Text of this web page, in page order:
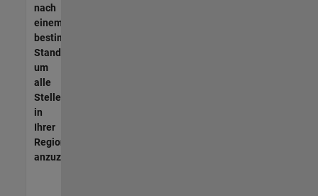
nach
einem
bestimmten
Standort,
um
alle
Stellenangebote
in
Ihrer
Region
anzuzeigen.